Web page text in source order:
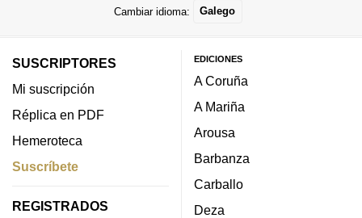
Cambiar idioma: Galego
SUSCRIPTORES
Mi suscripción
Réplica en PDF
Hemeroteca
Suscríbete
REGISTRADOS
EDICIONES
A Coruña
A Mariña
Arousa
Barbanza
Carballo
Deza